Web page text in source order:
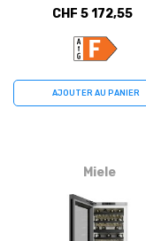
CHF 5 172,55
AJOUTER AU PANIER
Miele